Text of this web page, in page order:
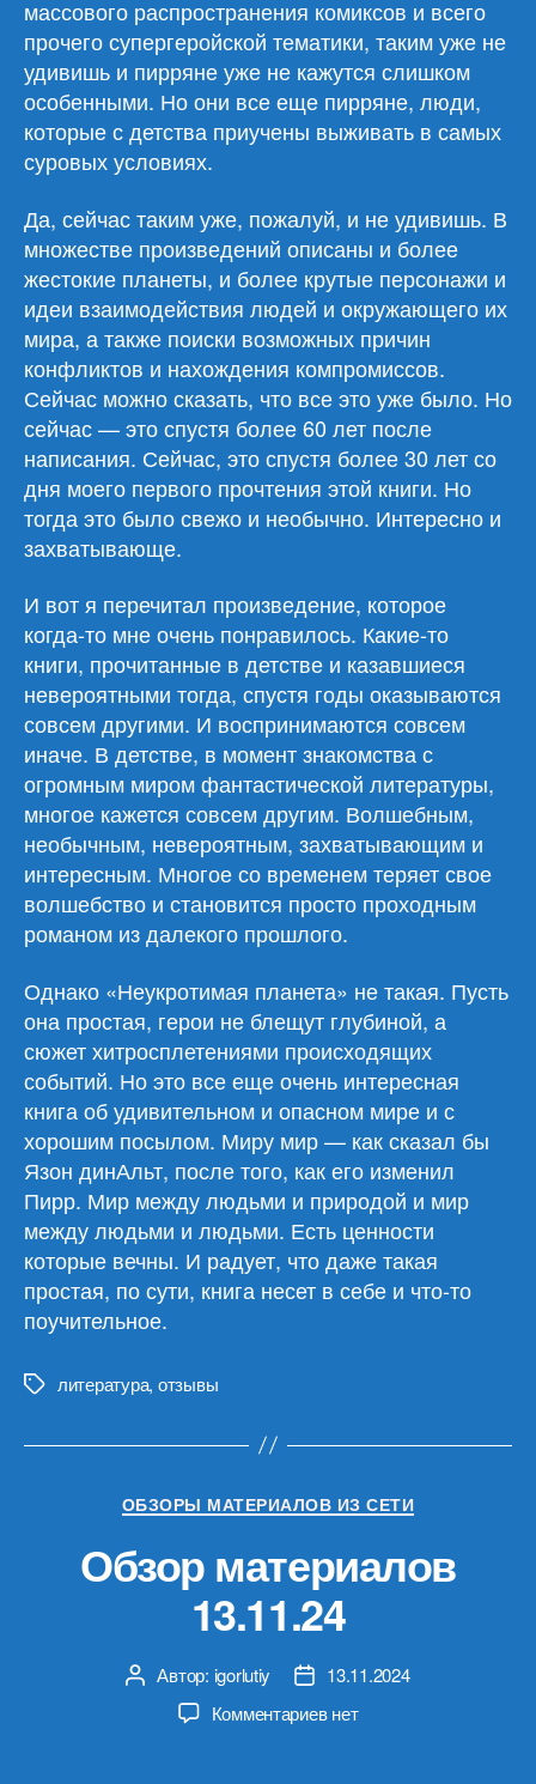
массового распространения комиксов и всего
прочего супергеройской тематики, таким уже не
удивишь и пирряне уже не кажутся слишком
особенными. Но они все еще пирряне, люди,
которые с детства приучены выживать в самых
суровых условиях.
Да, сейчас таким уже, пожалуй, и не удивишь. В
множестве произведений описаны и более
жестокие планеты, и более крутые персонажи и
идеи взаимодействия людей и окружающего их
мира, а также поиски возможных причин
конфликтов и нахождения компромиссов.
Сейчас можно сказать, что все это уже было. Но
сейчас — это спустя более 60 лет после
написания. Сейчас, это спустя более 30 лет со
дня моего первого прочтения этой книги. Но
тогда это было свежо и необычно. Интересно и
захватывающе.
И вот я перечитал произведение, которое
когда-то мне очень понравилось. Какие-то
книги, прочитанные в детстве и казавшиеся
невероятными тогда, спустя годы оказываются
совсем другими. И воспринимаются совсем
иначе. В детстве, в момент знакомства с
огромным миром фантастической литературы,
многое кажется совсем другим. Волшебным,
необычным, невероятным, захватывающим и
интересным. Многое со временем теряет свое
волшебство и становится просто проходным
романом из далекого прошлого.
Однако «Неукротимая планета» не такая. Пусть
она простая, герои не блещут глубиной, а
сюжет хитросплетениями происходящих
событий. Но это все еще очень интересная
книга об удивительном и опасном мире и с
хорошим посылом. Миру мир — как сказал бы
Язон динАльт, после того, как его изменил
Пирр. Мир между людьми и природой и мир
между людьми и людьми. Есть ценности
которые вечны. И радует, что даже такая
простая, по сути, книга несет в себе и что-то
поучительное.
Меткилитература, отзывы
Рубрики
ОБЗОРЫ МАТЕРИАЛОВ ИЗ СЕТИ
Обзор материалов
13.11.24
Автор
записи
Автор: igorlutiy
Дата13.11.2024
Комментариевк
нет